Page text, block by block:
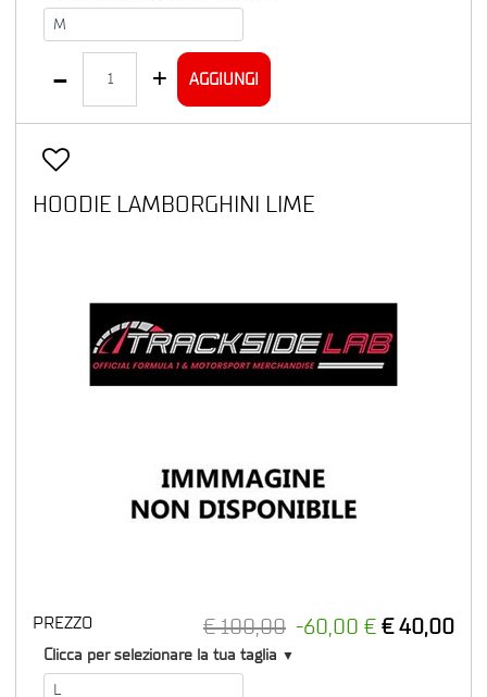
AGGIUNGI
HOODIE LAMBORGHINI LIME
PREZZO € 100,00 -60,00 € € 40,00
T1
Clicca per selezionare la tua taglia ▼